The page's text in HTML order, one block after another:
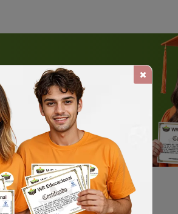
Solicite um WhatsApp